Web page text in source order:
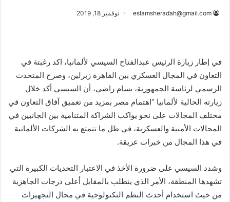
eslamsheradah@gmail.com نوفمبر 18, 2019
في إطار زيارة الرئيس عبدالفتاح السيسي لألمانيا، اكد رغبتة في
التعاون في المجال العسكري ببن القاهرة زبرلين، وصرح المتحدث
الرسمي لرئاسة الجمهورية، بسام راضي، أن السيسي أكد خلال
زيارته الحالية لألمانيا “اهتمام مصر بمزيد من تعميق آفاق التعاون في
مختلف المجالات على نحو يواكب الشراكة المتنامية بين الجانبين في
المجالات الأمنية والعسكرية، في ظل ما تتمتع به الشركات الألمانية
في هذا المجال من خبرات عريقة.
وشدد السيسي على ضرورة الأخذ في الاعتبار التحديات الكبيرة التي
تشهدها المنطقة، الأمر الذي يتطلب بالمقابل أعلى درجات الجاهزية
من حيث استخدام أحدث النظم التكنولوجية في مجال التجهيزات